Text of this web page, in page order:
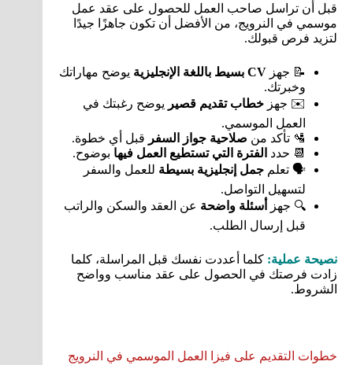
قبل أن تراسل صاحب العمل للحصول على عقد عمل
موسمي في النرويج، من الأفضل أن تكون جاهزًا جيدًا
لتزيد فرص قبولك.
📝 جهز CV بسيط باللغة الإنجليزية
يوضح مهاراتك
وخبرتك.
✉️ جهز خطاب تقديم قصير يوضح رغبتك في
العمل الموسمي.
🛂 تأكد من صلاحية جواز السفر قبل أي خطوة.
📆 حدد الفترة التي تستطيع العمل فيها بوضوح.
🗣️ تعلم جمل إنجليزية بسيطة للعمل والسفر
لتسهيل التواصل.
🔍 جهز
أسئلة واضحة عن العقد والسكن والراتب
قبل إرسال الطلب.
نصيحة عملية: كلما أعددت نفسك قبل المراسلة، كلما
زادت فرصتك في الحصول على عقد مناسب وواضح
الشروط.
خطوات التقديم على فيزا العمل الموسمي في النرويج